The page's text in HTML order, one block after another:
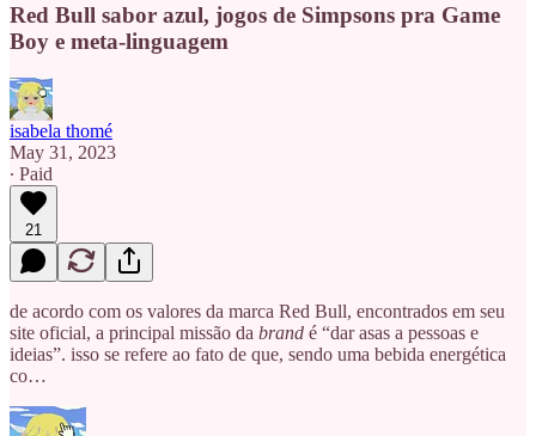
Red Bull sabor azul, jogos de Simpsons pra Game
Boy e meta-linguagem
isabela thomé
May 31, 2023
∙ Paid
21
de acordo com os valores da marca Red Bull, encontrados em seu
site oficial, a principal missão da brand é “dar asas a pessoas e
ideias”. isso se refere ao fato de que, sendo uma bebida energética
co…